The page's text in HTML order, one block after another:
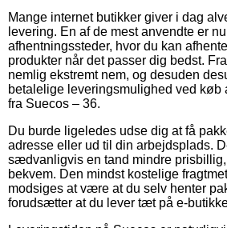
Mange internet butikker giver i dag
levering. En af de mest anvendte er
afhentningssteder, hvor du kan
produkter når det passer dig bedst.
nemlig ekstremt nem, og desuden
betalelige leveringsmulighed ved køb
fra Suecos – 36.
Du burde ligeledes udse dig at få
adresse eller ud til din arbejdsplads.
sædvanligvis en tand mindre
bekvem. Den mindst kostelige
modsiges at være at du selv henter
forudsætter at du lever tæt på e-